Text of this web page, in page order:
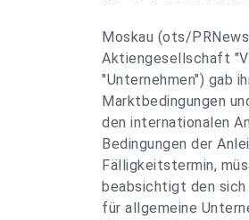
Moskau (ots/
Aktiengesellschaft
"Unternehmen") gab
Marktbedingungen
den internationalen
Bedingungen der
Fälligkeitstermin,
beabsichtigt den sich
für allgemeine